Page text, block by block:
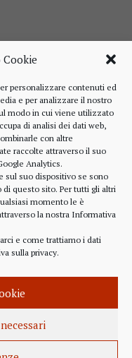
Cookie
personalizzare contenuti ed
e per analizzare il nostro
modo in cui viene utilizzato
di analisi dei dati web,
con altre
raccolte attraverso il suo
Analytics.
sul suo dispositivo se sono
questo sito. Per tutti gli altri
momento le è
la nostra Informativa
e come trattiamo i dati
sulla privacy.